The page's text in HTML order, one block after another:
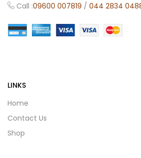
Call :09600 007819 / 044 2834
LINKS
Home
Contact Us
Shop